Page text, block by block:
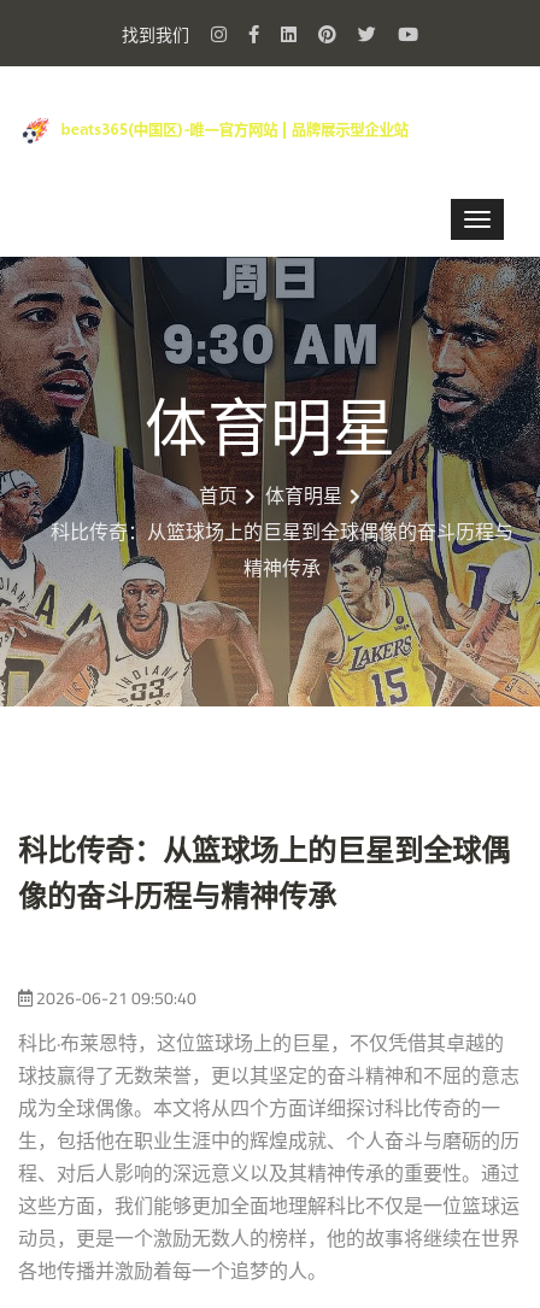
找到我们
体育明星
首页
体育明星
科比传奇：从篮球场上的巨星到全球偶像的奋斗历程与
精神传承
科比传奇：从篮球场上的巨星到全球偶
像的奋斗历程与精神传承
2026-06-21 09:50:40
科比·布莱恩特，这位篮球场上的巨星，不仅凭借其卓越的
球技赢得了无数荣誉，更以其坚定的奋斗精神和不屈的意志
成为全球偶像。本文将从四个方面详细探讨科比传奇的一
生，包括他在职业生涯中的辉煌成就、个人奋斗与磨砺的历
程、对后人影响的深远意义以及其精神传承的重要性。通过
这些方面，我们能够更加全面地理解科比不仅是一位篮球运
动员，更是一个激励无数人的榜样，他的故事将继续在世界
各地传播并激励着每一个追梦的人。